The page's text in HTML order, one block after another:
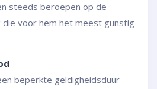
steeds beroepen op de
voor hem het meest gunstig
beperkte geldigheidsduur